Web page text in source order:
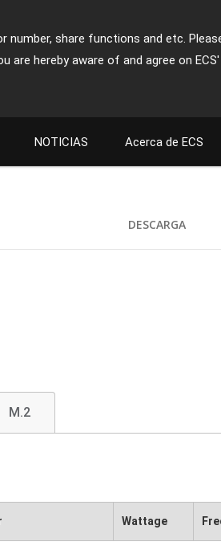
share functions and etc.
hereby aware of and agree on
NOTICIAS Acerca de ECS
DESCARGA
M.2
Wattage